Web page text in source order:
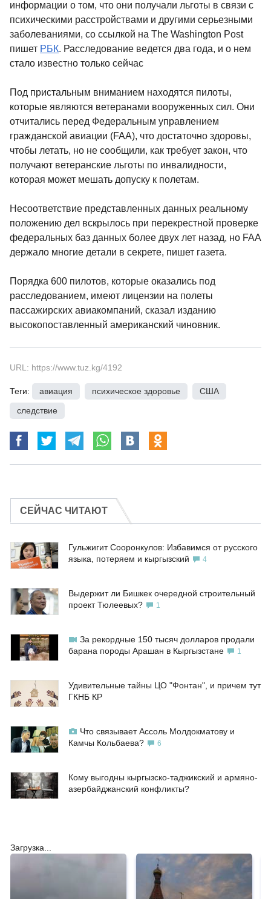
информации о том, что они получали льготы в связи с
психическими расстройствами и другими серьезными
заболеваниями, со ссылкой на The Washington Post
пишет РБК. Расследование ведется два года, и о нем
стало известно только сейчас
Под пристальным вниманием находятся пилоты,
которые являются ветеранами вооруженных сил. Они
отчитались перед Федеральным управлением
гражданской авиации (FAA), что достаточно здоровы,
чтобы летать, но не сообщили, как требует закон, что
получают ветеранские льготы по инвалидности,
которая может мешать допуску к полетам.
Несоответствие представленных данных реальному
положению дел вскрылось при перекрестной проверке
федеральных баз данных более двух лет назад, но FAA
держало многие детали в секрете, пишет газета.
Порядка 600 пилотов, которые оказались под
расследованием, имеют лицензии на полеты
пассажирских авиакомпаний, сказал изданию
высокопоставленный американский чиновник.
URL: https://www.tuz.kg/4192
Теги: авиация психическое здоровье США
следствие
СЕЙЧАС ЧИТАЮТ
Гульжигит Сооронкулов: Избавимся от русского
языка, потеряем и кыргызский
4
Выдержит ли Бишкек очередной строительный
проект Тюлеевых?
1
За рекордные 150 тысяч долларов продали
барана породы Арашан в Кыргызстане
1
Удивительные тайны ЦО "Фонтан", и причем тут
ГКНБ КР
Что связывает Ассоль Молдокматову и
Камчы Кольбаева?
6
Кому выгодны кыргызско-таджикский и армяно-
азербайджанский конфликты?
Загрузка...